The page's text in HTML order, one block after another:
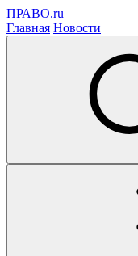
ПРАВО.ru
Главная Новости